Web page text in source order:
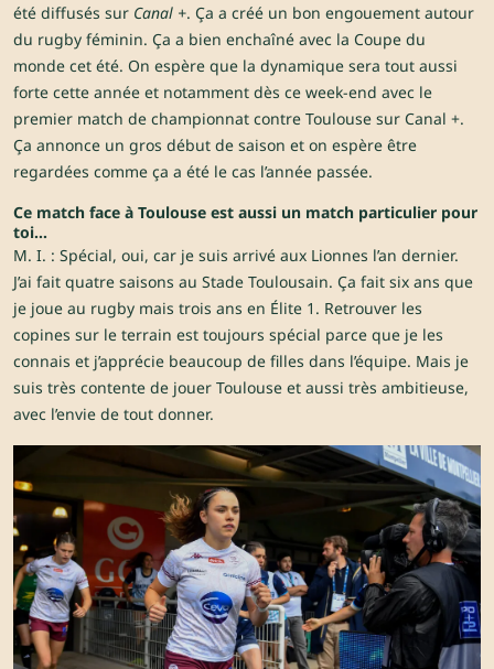
été diffusés sur Canal +. Ça a créé un bon engouement autour
du rugby féminin. Ça a bien enchaîné avec la Coupe du
monde cet été. On espère que la dynamique sera tout aussi
forte cette année et notamment dès ce week-end avec le
premier match de championnat contre Toulouse sur Canal +.
Ça annonce un gros début de saison et on espère être
regardées comme ça a été le cas l’année passée.
Ce match face à Toulouse est aussi un match particulier pour
toi…
M. I. : Spécial, oui, car je suis arrivé aux Lionnes l’an dernier.
J’ai fait quatre saisons au Stade Toulousain. Ça fait six ans que
je joue au rugby mais trois ans en Élite 1. Retrouver les
copines sur le terrain est toujours spécial parce que je les
connais et j’apprécie beaucoup de filles dans l’équipe. Mais je
suis très contente de jouer Toulouse et aussi très ambitieuse,
avec l’envie de tout donner.